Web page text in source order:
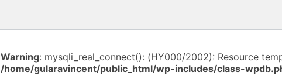
Warning: mysqli_real_connect(): (HY000/2002): Resource
/home/gularavincent/public_html/wp-includes/class-